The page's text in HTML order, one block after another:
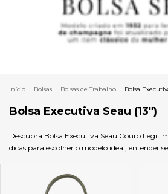
Início . Bolsas . Bolsas de Trabalho . Bolsa
Bolsa Executiva Seau (13")
Descubra Bolsa Executiva Seau Couro
dicas para escolher o modelo ideal, entender